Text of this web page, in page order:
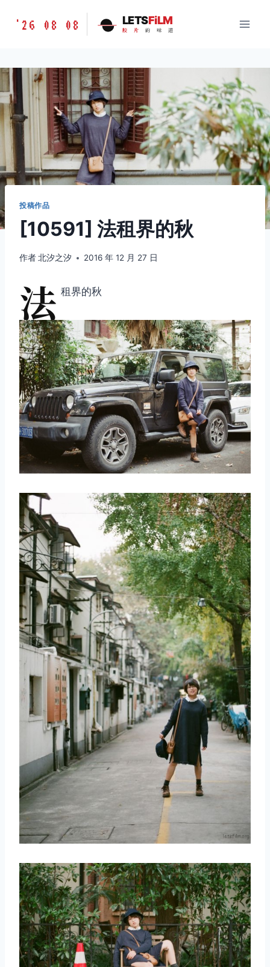
胶
味
道
LETSFILM
'26 08 08 LETSFiLM
胶 片 的 味 道
投稿作品
[10591] 法租界的秋
作者北汐之汐 2016 年 12 月 27 日
法 租界的秋